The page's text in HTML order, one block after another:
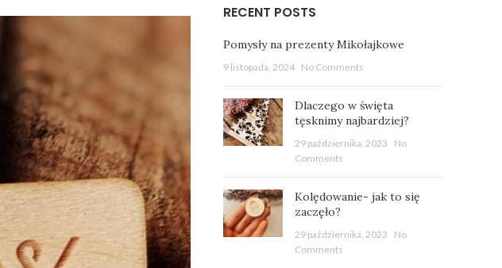
RECENT POSTS
Pomysły na prezenty Mikołajkowe
9 listopada, 2024 No Comments
Dlaczego w święta
tęsknimy najbardziej?
29 października, 2023
No
Comments
Kolędowanie- jak to się
zaczęło?
29 października, 2023
No
Comments